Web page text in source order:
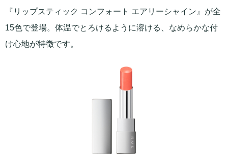
『リップスティック コンフォート エアリーシャイン』が全
15色で登場。体温でとろけるように溶ける、なめらかな付
け心地が特徴です。